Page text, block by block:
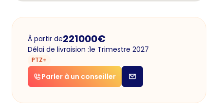
À partir de221000€
Délai de livraision :1e Trimestre 2027
PTZ+
Parler à un conseiller